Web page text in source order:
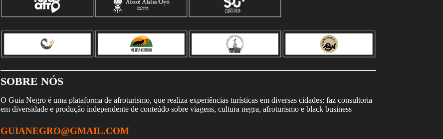
SOBRE NÓS
O Guia Negro é uma plataforma de afroturismo, que realiza experiências turísticas em diversas cidades; faz consultoria
em diversidade e produção independente de conteúdo sobre viagens, cultura negra, afroturismo e black business
GUIANEGRO@GMAIL.COM